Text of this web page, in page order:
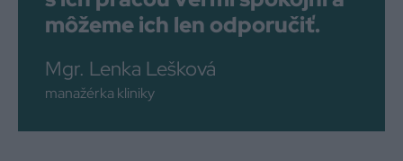
môžeme ich len odporučiť.
Mgr. Lenka Lešková
manažérka kliniky